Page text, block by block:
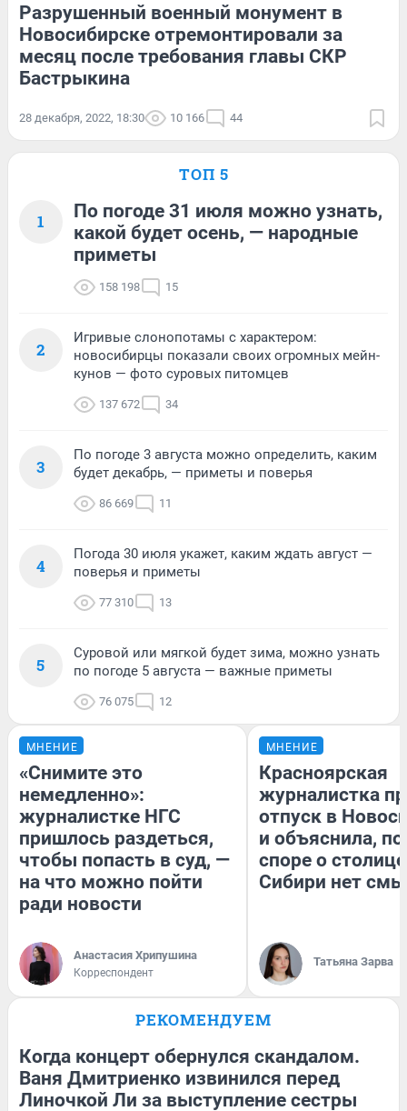
Разрушенный военный монумент в
Новосибирске отремонтировали за
месяц после требования главы СКР
Бастрыкина
28 декабря, 2022, 18:30 10 166 44
ТОП 5
1
По погоде 31 июля можно узнать,
какой будет осень, — народные
приметы
158 198 15
2
Игривые слонопотамы с характером:
новосибирцы показали своих огромных мейн-
кунов — фото суровых питомцев
137 672 34
3
По погоде 3 августа можно определить, каким
будет декабрь, — приметы и поверья
86 669 11
4
Погода 30 июля укажет, каким ждать август —
поверья и приметы
77 310 13
5
Суровой или мягкой будет зима, можно узнать
по погоде 5 августа — важные приметы
76 075 12
МНЕНИЕ
«Снимите это
немедленно»:
журналистке НГС
пришлось раздеться,
чтобы попасть в суд, —
на что можно пойти
ради новости
Анастасия Хрипушина
Корреспондент
МНЕНИЕ
Красноярская
журналистка
отпуск в
и объяснила,
споре о столице
Сибири нет
Татьяна Зарва
РЕКОМЕНДУЕМ
Когда концерт обернулся скандалом.
Ваня Дмитриенко извинился перед
Линочкой Ли за выступление сестры